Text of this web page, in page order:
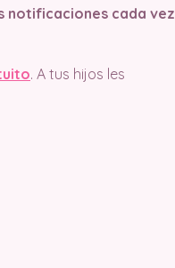
notificaciones cada vez
. A tus hijos les